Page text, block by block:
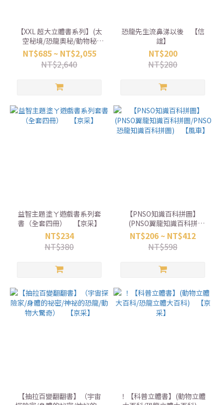
【XXL 超大立體書系列】(太
空秘境/恐龍奧秘/動物秘
訪) 【華碩】
NT$685 ~ NT$2,055
NT$2,640
恐龍先生流鼻涕以後 【信
誼】
NT$200
NT$280
益智主題塗ㄚ遊戲書系列套
書（全套四冊） 【京采】
NT$234
NT$380
【PNSO知識百科拼圖】
(PNSO翼龍知識百科拼
圖/PNSO恐龍知識百科拼
圖) 【風車】
NT$206 ~ NT$412
NT$598
【抽拉百變翻翻書】（宇宙
！【科普立體書】(動物立體